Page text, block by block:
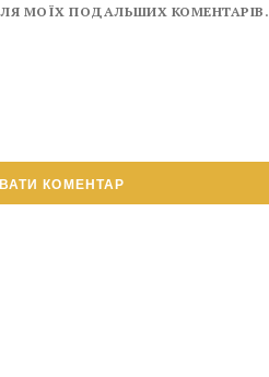
МОЇХ ПОДАЛЬШИХ КОМЕНТАРІВ.